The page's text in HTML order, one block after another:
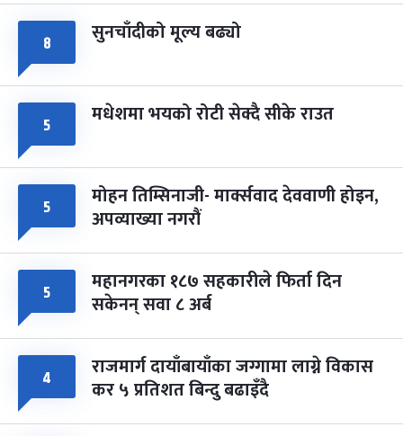
८ सुनचाँदीको मूल्य बढ्यो
५ मधेशमा भयको रोटी सेक्दै सीके राउत
५ मोहन तिम्सिनाजी- मार्क्सवाद देववाणी होइन,
अपव्याख्या नगरौं
५ महानगरका १८७ सहकारीले फिर्ता दिन
सकेनन् सवा ८ अर्ब
४ राजमार्ग दायाँबायाँका जग्गामा लाग्ने विकास
कर ५ प्रतिशत बिन्दु बढाइँदै